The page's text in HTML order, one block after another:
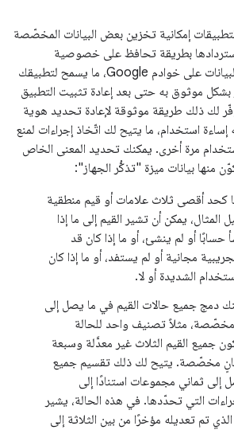
إمكانية تخزين بعض البيانات المخصّصة
بطريقة تحافظ على خصوصية
المستخدم. يتم تخزين البيانات على خوادم Google، ما يسمح لتطبيقك
بشكل موثوق به حتى بعد إعادة تثبيت التطبيق
لك ذلك طريقة موثوقة لإعادة تحديد هوية
استخدام، ما يتيح لك اتّخاذ إجراءات لمنع
مرة أخرى. يمكنك تحديد المعنى الخاص
منها بيانات ميزة "تذكُّر الجهاز":
كحد أقصى ثلاث علامات أو قيم منطقية
يمكن أن تشير القيم إلى ما إذا
حسابًا أو لم ينشئ، أو ما إذا كان قد
مجانية أو لم يستفد، أو ما إذا كان
الشديدة أو لا.
دمج جميع حالات القيم في ما يصل إلى
مثلاً تصنيف واحد للحالة
جميع القيم الثلاث غير معدَّلة وسبعة
مخصّصة. يتيح لك ذلك تقسيم جميع
إلى ثماني مجموعات استنادًا إلى
التي تحدّدها. في هذه الحالة، يشير
الذي تم تعديله مؤخرًا من بين الثلاثة إلى